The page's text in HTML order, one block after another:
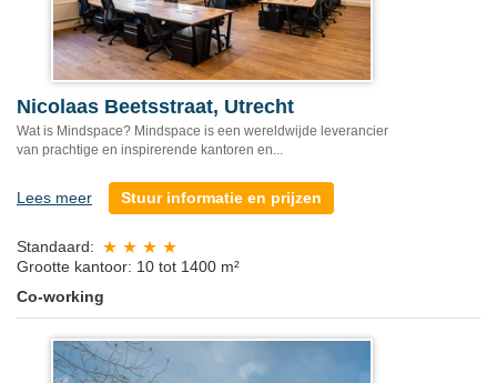
Nicolaas Beetsstraat, Utrecht
Wat is Mindspace? Mindspace is een wereldwijde leverancier
van prachtige en inspirerende kantoren en...
Lees meer Stuur informatie en prijzen
Standaard:
Grootte kantoor: 10 tot 1400 m²
Co-working